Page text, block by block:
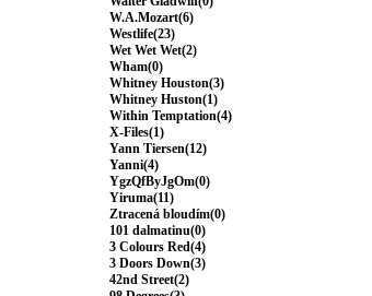
W.A.Mozart(6)
Westlife(23)
Wet Wet Wet(2)
Wham(0)
Whitney Houston(3)
Whitney Huston(1)
Within Temptation(4)
X-Files(1)
Yann Tiersen(12)
Yanni(4)
YgzQfByJgOm(0)
Yiruma(11)
Ztracená bloudím(0)
101 dalmatinu(0)
3 Colours Red(4)
3 Doors Down(3)
42nd Street(2)